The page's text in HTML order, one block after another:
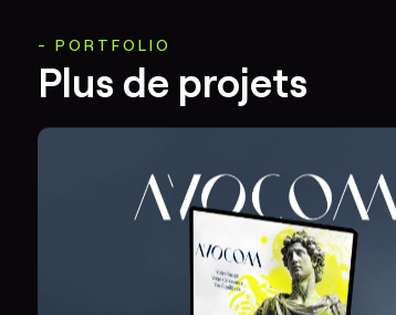
PORTFOLIO
Plus de projets